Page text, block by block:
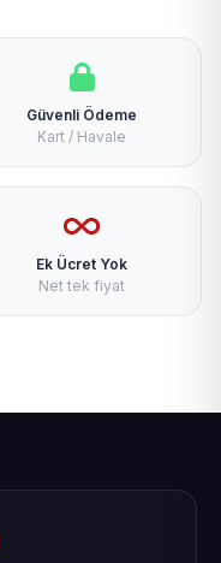
Güvenli Ödeme
Kart / Havale
Ek Ücret Yok
Net tek fiyat